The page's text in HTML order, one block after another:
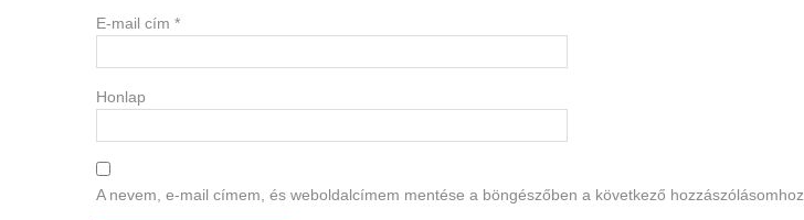
E-mail cím *
Honlap
A nevem, e-mail címem, és weboldalcímem mentése a böngészőben a következő hozzászólásomhoz.